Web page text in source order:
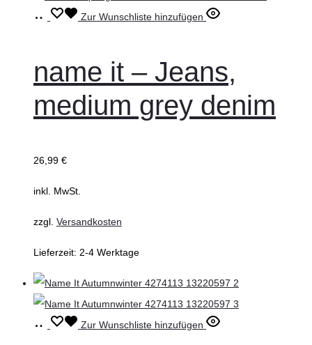
Ausführung
Dieses
mehrere
Varianten
auf.
Optionen
der
werden
Zur Wunschliste hinzufügen
name it – Jeans,
medium grey denim
26,99 €
inkl. MwSt.
zzgl. Versandkosten
Lieferzeit: 2-4 Werktage
Ausführung
Dieses Zur Wunschliste hinzufügen